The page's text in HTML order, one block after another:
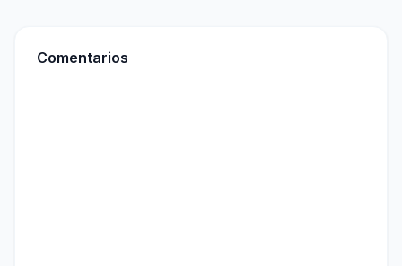
Comentarios